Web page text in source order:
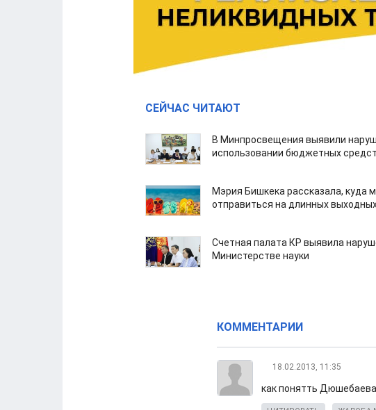
СЕЙЧАС ЧИТАЮТ
В Минпросвещения выявили
использовании бюджетных
Мэрия Бишкека рассказала, куда
отправиться на длинных
Счетная палата КР выявила
Министерстве науки
КОММЕНТАРИИ
18.02.2013, 11:35
как понятть